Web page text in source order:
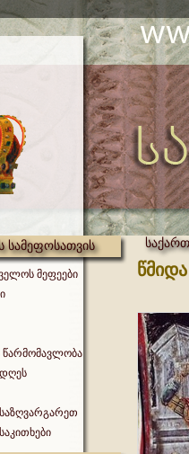
სამეფოსათვის
მეფეები
წარმომავლობა